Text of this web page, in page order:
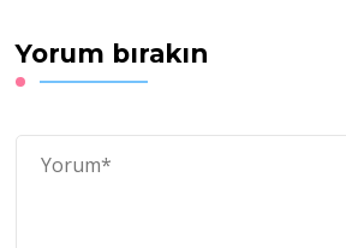
Yorum bırakın